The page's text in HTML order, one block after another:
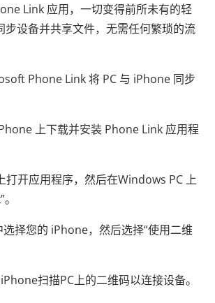
Link 应用，一切变得前所未有的轻
步设备并共享文件，无需任何繁琐的流
Phone Link 将 PC 与 iPhone 同步
上下载并安装 Phone Link 应用程
打开应用程序，然后在Windows PC 上
择您的 iPhone，然后选择“使用二维
扫描PC上的二维码以连接设备。